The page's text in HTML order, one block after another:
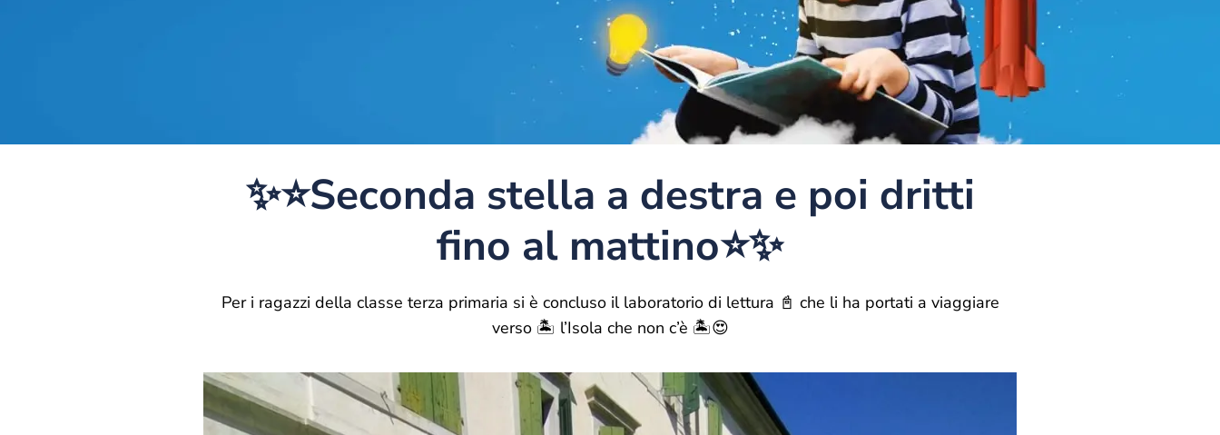
✨⭐️Seconda stella a destra e poi dritti
fino al mattino⭐️✨
Per i ragazzi della classe terza primaria si è concluso il laboratorio di lettura 📓 che li ha portati a viaggiare
verso 🏝 l’Isola che non c’è 🏝😍